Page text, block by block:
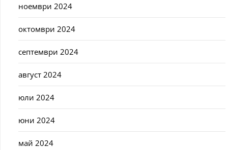
ноември 2024
октомври 2024
септември 2024
август 2024
юли 2024
юни 2024
май 2024